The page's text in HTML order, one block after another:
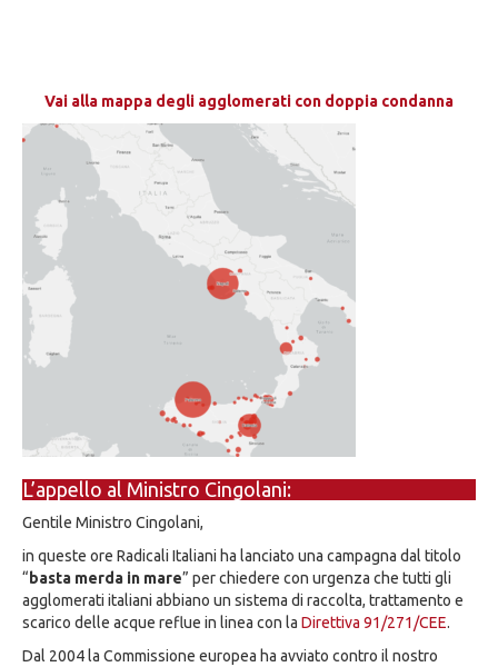
Vai alla mappa degli agglomerati con doppia condanna
L’appello al Ministro Cingolani:
Gentile Ministro Cingolani,
in queste ore Radicali Italiani ha lanciato una campagna dal titolo
“ basta merda in mare” per chiedere con urgenza che tutti gli
agglomerati italiani abbiano un sistema di raccolta, trattamento e
scarico delle acque reflue in linea con la Direttiva 91/271/CEE.
Dal 2004 la Commissione europea ha avviato contro il nostro